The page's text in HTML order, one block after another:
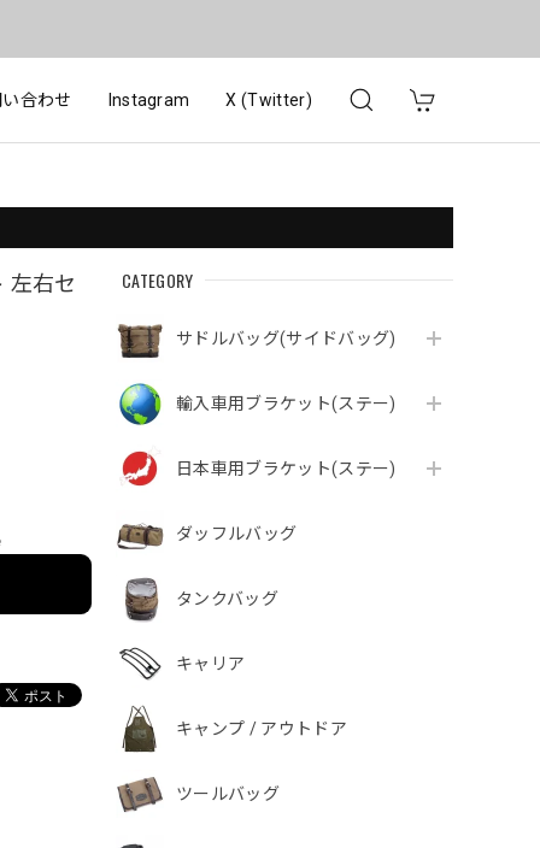
合わせ Instagram X (Twitter)
CATEGORY
サドルバッグ(サイドバッグ)
輸入車用ブラケット(ステー)
日本車用ブラケット(ステー)
ダッフルバッグ
タンクバッグ
キャリア
キャンプ / アウトドア
ツールバッグ
左右セ